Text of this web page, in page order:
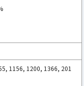
1156, 1200, 1366, 201